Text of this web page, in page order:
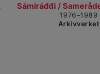
/...
1976–1989
Arkivverket